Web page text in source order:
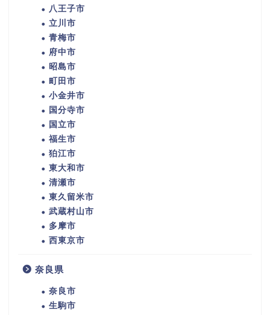
八王子市
立川市
青梅市
府中市
昭島市
町田市
小金井市
国分寺市
国立市
福生市
狛江市
東大和市
清瀬市
東久留米市
武蔵村山市
多摩市
西東京市
奈良県
奈良市
生駒市